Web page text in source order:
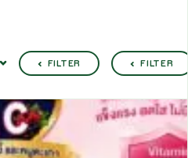
FILTER FILTER